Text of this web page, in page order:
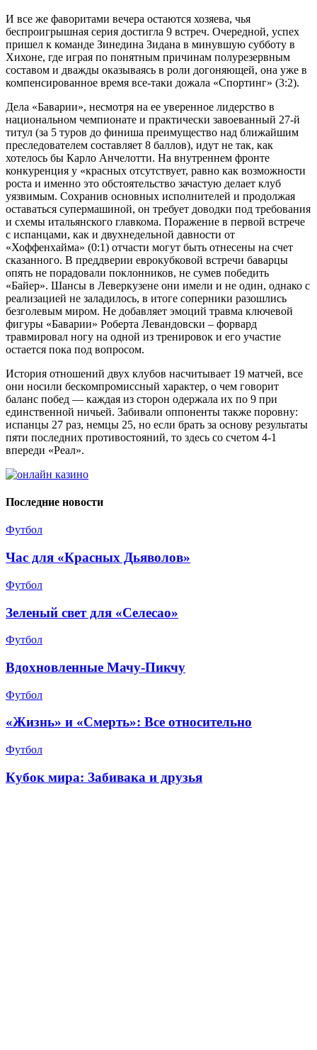
И все же фаворитами вечера остаются хозяева, чья
беспроигрышная серия достигла 9 встреч. Очередной, успех
пришел к команде Зинедина Зидана в минувшую субботу в
Хихоне, где играя по понятным причинам полурезервным
составом и дважды оказываясь в роли догоняющей, она уже в
компенсированное время все-таки дожала «Спортинг» (3:2).
Дела «Баварии», несмотря на ее уверенное лидерство в
национальном чемпионате и практически завоеванный 27-й
титул (за 5 туров до финиша преимущество над ближайшим
преследователем составляет 8 баллов), идут не так, как
хотелось бы Карло Анчелотти. На внутреннем фронте
конкуренция у «красных отсутствует, равно как возможности
роста и именно это обстоятельство зачастую делает клуб
уязвимым. Сохранив основных исполнителей и продолжая
оставаться супермашиной, он требует доводки под требования
и схемы итальянского главкома. Поражение в первой встрече
с испанцами, как и двухнедельной давности от
«Хоффенхайма» (0:1) отчасти могут быть отнесены на счет
сказанного. В преддверии еврокубковой встречи баварцы
опять не порадовали поклонников, не сумев победить
«Байер». Шансы в Леверкузене они имели и не один, однако с
реализацией не заладилось, в итоге соперники разошлись
безголевым миром. Не добавляет эмоций травма ключевой
фигуры «Баварии» Роберта Левандовски – форвард
травмировал ногу на одной из тренировок и его участие
остается пока под вопросом.
История отношений двух клубов насчитывает 19 матчей, все
они носили бескомпромиссный характер, о чем говорит
баланс побед — каждая из сторон одержала их по 9 при
единственной ничьей. Забивали оппоненты также поровну:
испанцы 27 раз, немцы 25, но если брать за основу результаты
пяти последних противостояний, то здесь со счетом 4-1
впереди «Реал».
Последние новости
Футбол
Час для «Красных Дьяволов»
Футбол
Зеленый свет для «Селесао»
Футбол
Вдохновленные Мачу-Пикчу
Футбол
«Жизнь» и «Смерть»: Все относительно
Футбол
Кубок мира: Забивака и друзья